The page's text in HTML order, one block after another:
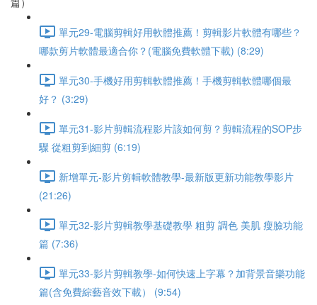
單元29-電腦剪輯好用軟體推薦！剪輯影片軟體有哪些？
哪款剪片軟體最適合你？(電腦免費軟體下載) (8:29)
單元30-手機好用剪輯軟體推薦！手機剪輯軟體哪個最
好？ (3:29)
單元31-影片剪輯流程影片該如何剪？剪輯流程的SOP步
驟 從粗剪到細剪 (6:19)
新增單元-影片剪輯軟體教學-最新版更新功能教學影片
(21:26)
單元32-影片剪輯教學基礎教學 粗剪 調色 美肌 瘦臉功能
篇 (7:36)
單元33-影片剪輯教學-如何快速上字幕？加背景音樂功能
篇(含免費綜藝音效下載） (9:54)